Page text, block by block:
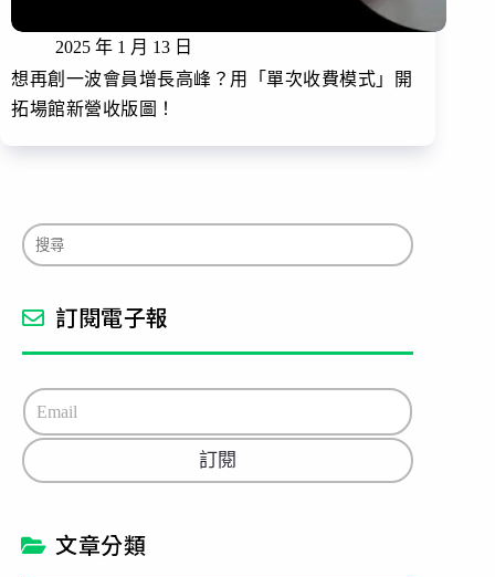
2025 年 1 月 13 日
想再創一波會員增長高峰？用「單次收費模式」開
拓場館新營收版圖！
訂閱電子報
E
m
a
i
訂閱
文章分類